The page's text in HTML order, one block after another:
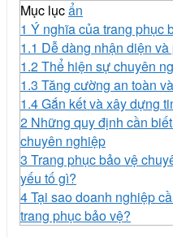
Mục lụcẩn
1 Ý nghĩa của trang phục
1.1 Dễ dàng nhận diện
1.2Thể hiện sự chuyên
1.3 Tăng cường an toàn
1.4Gắn kết và xây dựng
2 Những quy định cần
chuyên nghiệp
3 Trang phục bảo vệ
yếu tố gì?
4Tại sao doanh nghiệp
trang phục bảo vệ?